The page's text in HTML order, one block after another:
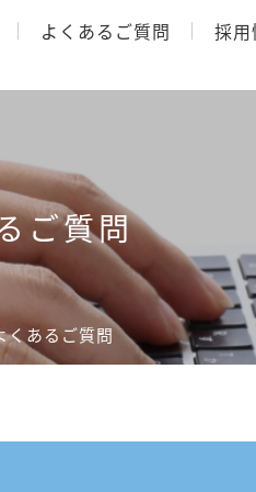
よくあるご質問 採用
ご質問
くあるご質問